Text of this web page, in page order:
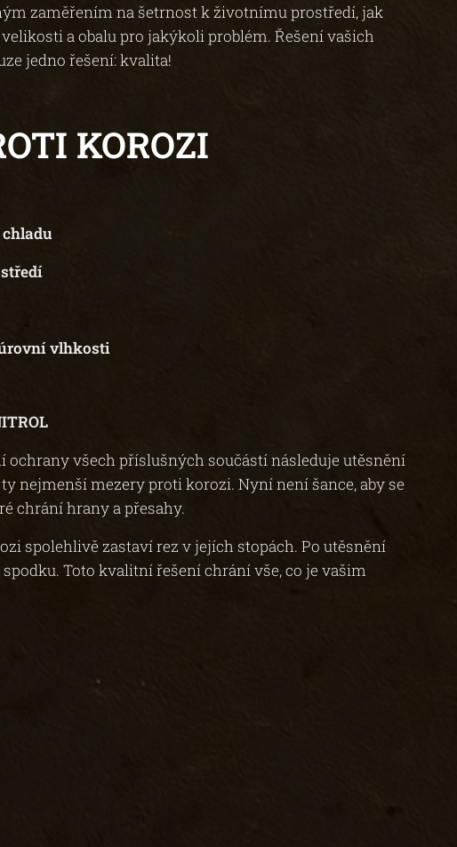
zaměřením na šetrnost k životnímu prostředí, jak
a obalu pro jakýkoli problém. Řešení vašich
jedno řešení: kvalita!
KOROZI
vlhkosti
všech příslušných součástí následuje utěsnění
nejmenší mezery proti korozi. Nyní není šance, aby se
chrání hrany a přesahy.
spolehlivě zastaví rez v jejích stopách. Po utěsnění
Toto kvalitní řešení chrání vše, co je vašim